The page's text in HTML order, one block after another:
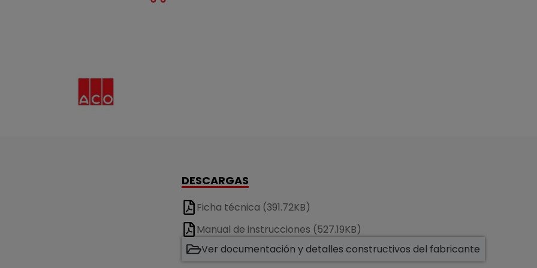
DESCARGAS
Ficha técnica (391.72KB)
Manual de instrucciones (527.19KB)
Ver documentación y detalles constructivos del fabricante